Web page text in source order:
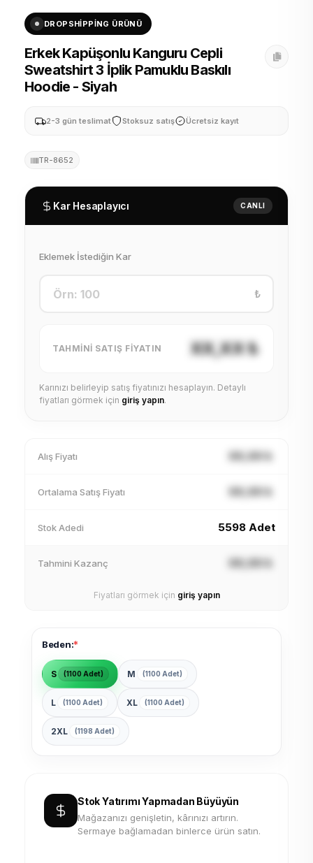
DROPSHIPPING ÜRÜNÜ
Erkek Kapüşonlu Kanguru Cepli
Sweatshirt 3 İplik Pamuklu Baskılı
Hoodie - Siyah
2-3 gün teslimat Stoksuz satış Ücretsiz kayıt
TR-8652
Kar Hesaplayıcı CANLI
Eklemek İstediğin Kar
₺
TAHMINI SATIŞ FIYATIN XX,XX ₺
Karınızı belirleyip satış fiyatınızı hesaplayın. Detaylı
fiyatları görmek için giriş yapın.
Alış Fiyatı XX,XX ₺
Ortalama Satış Fiyatı XX,XX ₺
Stok Adedi 5598 Adet
Tahmini Kazanç XX,XX ₺
Fiyatları görmek için giriş yapın
Beden:*
S (1100 Adet) M (1100 Adet)
L (1100 Adet) XL (1100 Adet)
2XL (1198 Adet)
Stok Yatırımı Yapmadan Büyüyün
Mağazanızı genişletin, kârınızı artırın.
Sermaye bağlamadan binlerce ürün satın.